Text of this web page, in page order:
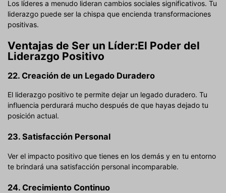
Los líderes a menudo lideran cambios sociales significativos. Tu
liderazgo puede ser la chispa que encienda transformaciones
positivas.
Ventajas de Ser un Líder:El Poder del
Liderazgo Positivo
22. Creación de un Legado Duradero
El liderazgo positivo te permite dejar un legado duradero. Tu
influencia perdurará mucho después de que hayas dejado tu
posición actual.
23. Satisfacción Personal
Ver el impacto positivo que tienes en los demás y en tu entorno
te brindará una satisfacción personal incomparable.
24. Crecimiento Continuo